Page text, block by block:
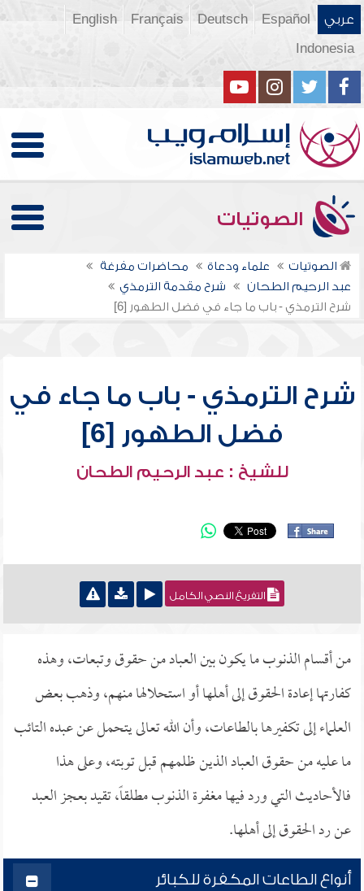
عربي Español
Deutsch
Français
English
Indonesia
الصوتيات
الصوتيات علماء ودعاة
محاضرات مفرغة
عبد الرحيم الطحان
شرح مقدمة الترمذي
شرح الترمذي - باب ما جاء في فضل الطهور [6]
شرح الترمذي - باب ما جاء في
فضل الطهور [6]
للشيخ : عبد الرحيم الطحان
التفريغ النصي الكامل
من أقسام الذنوب ما يكون بين العباد من حقوق وتبعات، وهذه
كفارتها إعادة الحقوق إلى أهلها أو استحلالها منهم، وذهب بعض
العلماء إلى تكفيرها بالطاعات، وأن الله تعالى يتحمل عن عبده التائب
ما عليه من حقوق العباد الذين ظلمهم قبل توبته، وعلى هذا
فالأحاديث التي ورد فيها مغفرة الذنوب مطلقاً، تقيد بعجز العبد
عن رد الحقوق إلى أهلها.
أنواع الطاعات المكفرة للكبائر